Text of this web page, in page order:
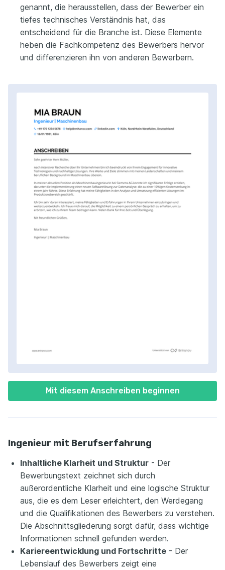
Mit diesem Anschreiben beginnen
genannt, die herausstellen, dass der Bewerber ein
tiefes technisches Verständnis hat, das
entscheidend für die Branche ist. Diese Elemente
heben die Fachkompetenz des Bewerbers hervor
und differenzieren ihn von anderen Bewerbern.
Ingenieur mit Berufserfahrung
Inhaltliche Klarheit und Struktur - Der
Bewerbungstext zeichnet sich durch
außerordentliche Klarheit und eine logische Struktur
aus, die es dem Leser erleichtert, den Werdegang
und die Qualifikationen des Bewerbers zu verstehen.
Die Abschnittsgliederung sorgt dafür, dass wichtige
Informationen schnell gefunden werden.
Kariereentwicklung und Fortschritte - Der
Lebenslauf des Bewerbers zeigt eine